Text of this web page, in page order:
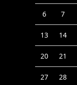
6 7
13 14
20 21
27 28